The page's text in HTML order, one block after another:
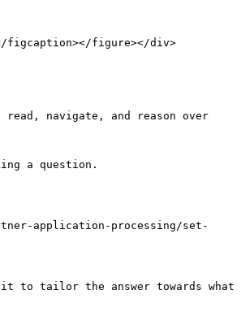
read, navigate, and reason over
a question.
application-processing/set-
to tailor the answer towards what